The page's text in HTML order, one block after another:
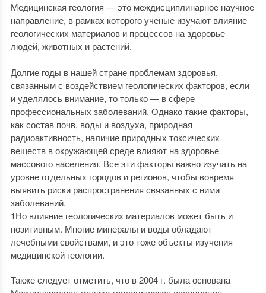
Медицинская геология — это междисциплинарное научное
направление, в рамках которого ученые изучают влияние
геологических материалов и процессов на здоровье
людей, животных и растений.
Долгие годы в нашей стране проблемам здоровья,
связанным с воздействием геологических факторов, если
и уделялось внимание, то только — в сфере
профессиональных заболеваний. Однако такие факторы,
как состав почв, воды и воздуха, природная
радиоактивность, наличие природных токсических
веществ в окружающей среде влияют на здоровье
массового населения. Все эти факторы важно изучать на
уровне отдельных городов и регионов, чтобы вовремя
выявить риски распространения связанных с ними
заболеваний.
1Но влияние геологических материалов может быть и
позитивным. Многие минералы и воды обладают
лечебными свойствами, и это тоже объекты изучения
медицинской геологии.
Также следует отметить, что в 2004 г. была основана